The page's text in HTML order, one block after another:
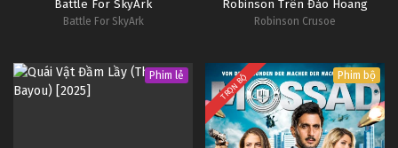
Battle For SkyArk
Battle For SkyArk
Robinson Trên Đảo Hoang
Robinson Crusoe
Phim lẻ TRỌN BỘ Phim bộ